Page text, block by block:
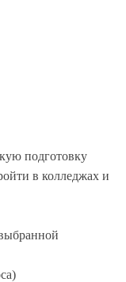
подготовку
в колледжах и